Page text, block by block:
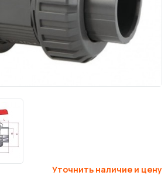
Уточнить наличие и цену